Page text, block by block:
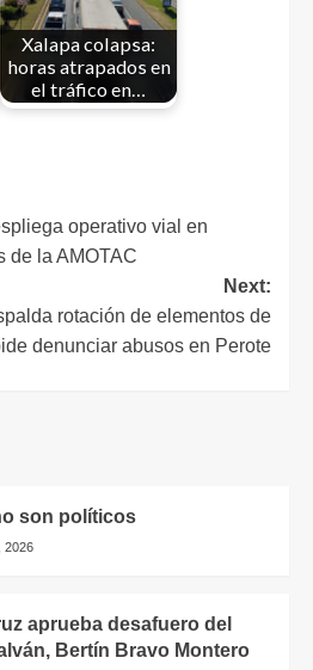
Xalapa colapsa:
horas atrapados en
el tráfico en…
operativo vial en
de la AMOTAC
Next:
rotación de elementos de
denunciar abusos en Perote
son políticos
2026
aprueba desafuero del
Bertín Bravo Montero